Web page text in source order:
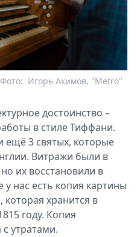
Игорь Акимов, "Metro"
Фото:
достоинство –
в стиле Тиффани.
ещё 3 святых, которые
Витражи были в
их восстановили в
нас есть копия картины
которая хранится в
году. Копия
утратами.